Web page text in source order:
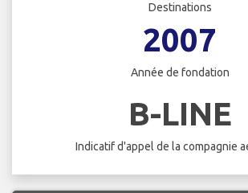
Destinations
2007
Année de fondation
B-LINE
Indicatif d'appel de la compagnie